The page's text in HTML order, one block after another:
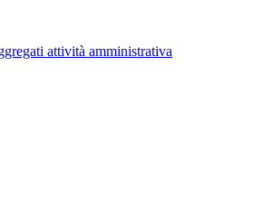
attività amministrativa